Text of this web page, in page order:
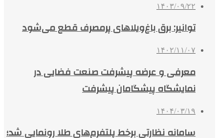
۱۴۰۳/۰۹/۲۲
توانیر: برق باغ‌ویلاهای پرمصرف قطع می‌شود
۱۴۰۲/۱۱/۰۷
معرفی و عرضه پیشرفت‌ صنعت فضایی در
نمایشگاه پیشگامان پیشرفت
۱۴۰۴/۰۳/۱۹
سامانه نظارتی برخط پلتفرم‌های طلا رونمایی شد؛